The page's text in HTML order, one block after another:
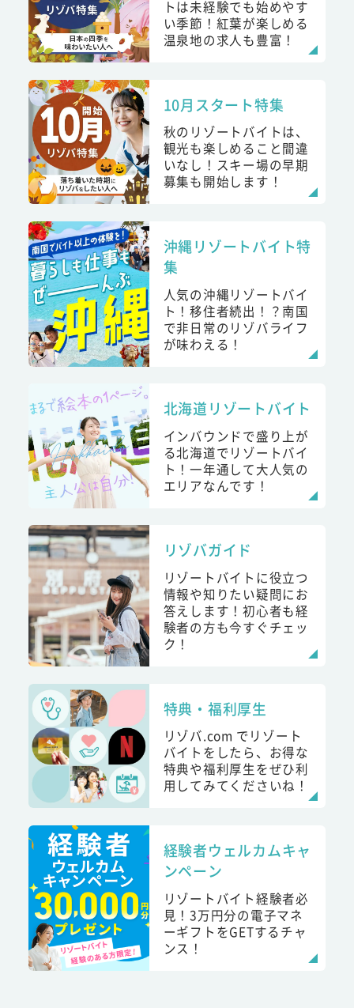
トは未経験でも始めやす
い季節！紅葉が楽しめる
温泉地の求人も豊富！
10月スタート特集
秋のリゾートバイトは、
観光も楽しめること間違
いなし！スキー場の早期
募集も開始します！
沖縄リゾートバイト特
集
人気の沖縄リゾートバイ
ト！移住者続出！？南国
で非日常のリゾバライフ
が味わえる！
北海道リゾートバイト
インバウンドで盛り上が
る北海道でリゾートバイ
ト！一年通して大人気の
エリアなんです！
リゾバガイド
リゾートバイトに役立つ
情報や知りたい疑問にお
答えします！初心者も経
験者の方も今すぐチェッ
ク！
特典・福利厚生
リゾバ.com でリゾート
バイトをしたら、お得な
特典や福利厚生をぜひ利
用してみてくださいね！
経験者ウェルカムキャ
ンペーン
リゾートバイト経験者必
見！3万円分の電子マネ
ーギフトをGETするチャ
ンス！